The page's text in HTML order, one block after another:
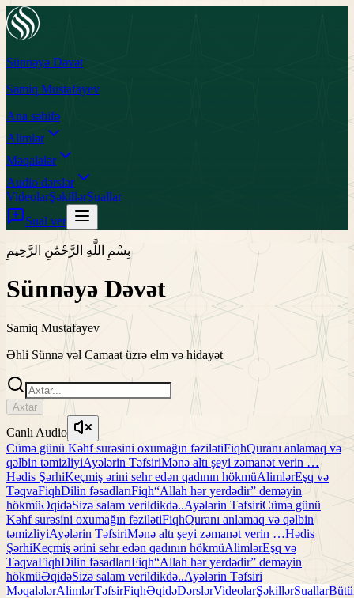
Sünnəyə Dəvət
Samiq Mustafayev
Ana səhifə
Alimlər
Məqalələr
Audio dərslər
VideolarŞəkillərSuallar
Sual ver
بِسْمِ اللَّهِ الرَّحْمَٰنِ الرَّحِيمِ
Sünnəyə Dəvət
Samiq Mustafayev
Əhli Sünnə vəl Camaat üzrə elm və hidayət
Axtar
Canlı Audio
Cümə günü Kəhf surəsini oxumağın fəzilətiFiqhQuranı anlamaq və
qəlbin təmizliyiAyələrin TəfsiriMənə altı şeyi zəmanət verin …
Hədis ŞərhiKeçmiş ərini sehr edən qadının hökmüAlimlərEşq və
TəqvaFiqhDilin fəsadlarıFiqh“Allah hər yerdədir” deməyin
hökmüƏqidəSizə salam verildikdə..Ayələrin TəfsiriCümə günü
Kəhf surəsini oxumağın fəzilətiFiqhQuranı anlamaq və qəlbin
təmizliyiAyələrin TəfsiriMənə altı şeyi zəmanət verin …Hədis
ŞərhiKeçmiş ərini sehr edən qadının hökmüAlimlərEşq və
TəqvaFiqhDilin fəsadlarıFiqh“Allah hər yerdədir” deməyin
hökmüƏqidəSizə salam verildikdə..Ayələrin Təfsiri
MəqalələrAlimlərTəfsirFiqhƏqidəDərslərVideolarŞəkillərSuallar